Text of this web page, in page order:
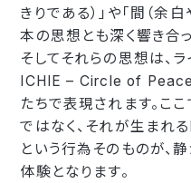
きりである）」や「間（余
本の思想とも深く響き合っ
そしてそれらの思想は、
ICHIE – Circle of Peace
たちで表現されます。こ
ではなく、それが生まれ
という行為そのものが、
体験となります。